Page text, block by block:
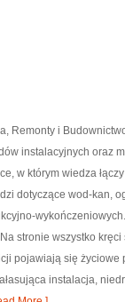
Remonty i
instalacyjnych oraz
w którym wiedza
dotyczące wod-kan,
stronie wszystko
pojawiają się
instalacja,